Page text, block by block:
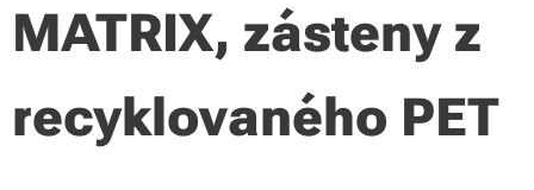
MATRIX, zásteny z
recyklovaného PET